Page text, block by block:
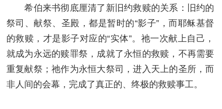
希伯来书彻底厘清了新旧约救赎的关系：旧约的
祭司、献祭、圣殿，都是暂时的“影子”，而耶稣基督
的救赎，才是影子对应的“实体”。祂一次献上自己，
就成为永远的赎罪祭，成就了永恒的救赎，不再需要
重复献祭；祂作为永恒大祭司，进入天上的圣所，而
非人间的会幕，完成了真正的、终极的救赎事工。